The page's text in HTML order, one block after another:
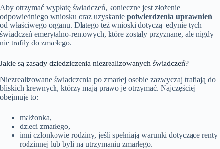
Aby otrzymać wypłatę świadczeń, konieczne jest złożenie
odpowiedniego wniosku oraz uzyskanie potwierdzenia uprawnień
od właściwego organu. Dlatego też wnioski dotyczą jedynie tych
świadczeń emerytalno-rentowych, które zostały przyznane, ale nigdy
nie trafiły do zmarłego.
Jakie są zasady dziedziczenia niezrealizowanych świadczeń?
Niezrealizowane świadczenia po zmarłej osobie zazwyczaj trafiają do
bliskich krewnych, którzy mają prawo je otrzymać. Najczęściej
obejmuje to:
małżonka,
dzieci zmarłego,
inni członkowie rodziny, jeśli spełniają warunki dotyczące renty
rodzinnej lub byli na utrzymaniu zmarłego.